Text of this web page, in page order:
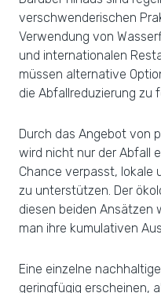
verschwenderischen
Verwendung von
und internationalen
müssen alternative
die Abfallreduzierung zu
Durch das Angebot von
wird nicht nur der Abfall
Chance verpasst, lokale
zu unterstützen. Der
diesen beiden Ansätzen
man ihre kumulativen
Eine einzelne
geringfügig erscheinen,